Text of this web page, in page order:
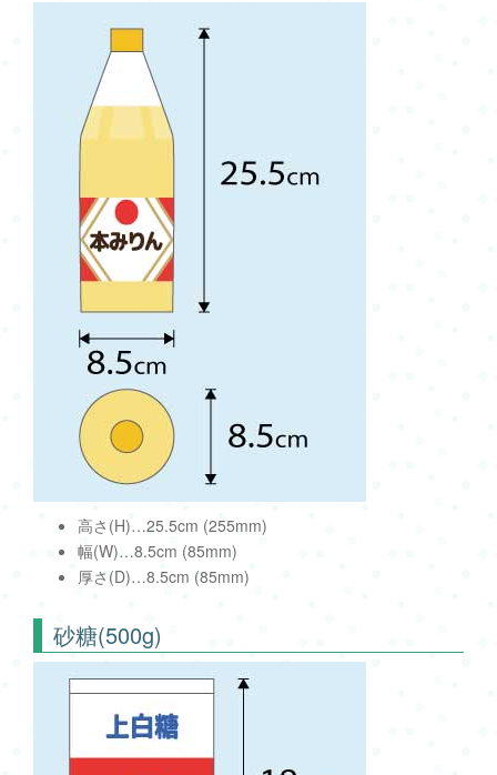
高さ(H)…25.5cm (255mm)
幅(W)…8.5cm (85mm)
厚さ(D)…8.5cm (85mm)
砂糖(500g)